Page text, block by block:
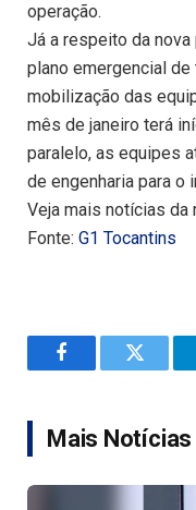
operação.
Já a respeito da nova
plano emergencial de
mobilização das
mês de janeiro terá
paralelo, as equipes
de engenharia para o
Veja mais notícias da
Fonte: G1 Tocantins
FacebookTwitter
Mais Notícias